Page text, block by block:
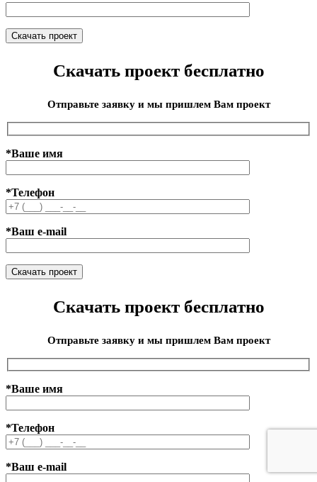
Скачать проект бесплатно
Отправьте заявку и мы пришлем Вам проект
*Ваше имя
*Телефон
*Ваш e-mail
Скачать проект бесплатно
Отправьте заявку и мы пришлем Вам проект
*Ваше имя
*Телефон
*Ваш e-mail